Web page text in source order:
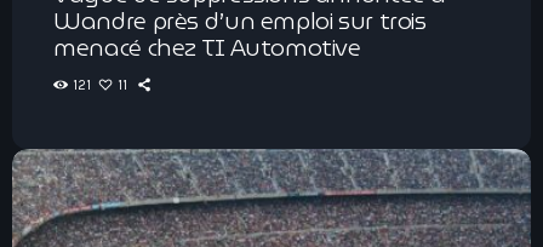
Wandre près d’un emploi sur trois
menacé chez TI Automotive
121 11